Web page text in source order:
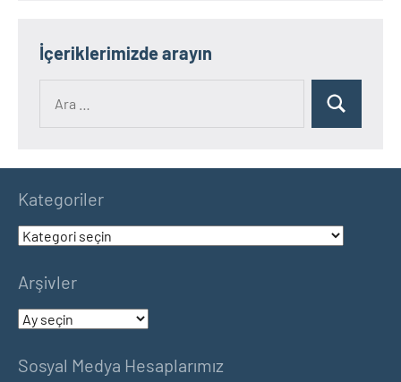
İçeriklerimizde arayın
Ara
Kategoriler
Kategoriler
Arşivler
Arşivler
Sosyal Medya Hesaplarımız